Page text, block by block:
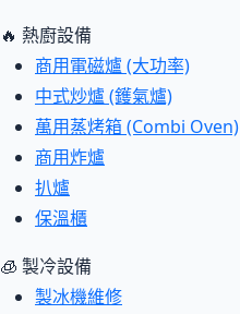
🔥 熱廚設備
商用電磁爐 (大功率)
中式炒爐 (鑊氣爐)
萬用蒸烤箱 (Combi Oven)
商用炸爐
扒爐
保溫櫃
🧊 製冷設備
製冰機維修